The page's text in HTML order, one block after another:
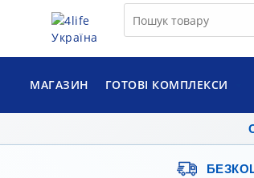
МАГАЗИН ГОТОВІ КОМПЛЕКСИ